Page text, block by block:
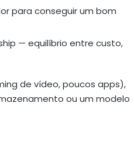
para conseguir um bom
— equilíbrio entre custo,
de vídeo, poucos apps),
ou um modelo